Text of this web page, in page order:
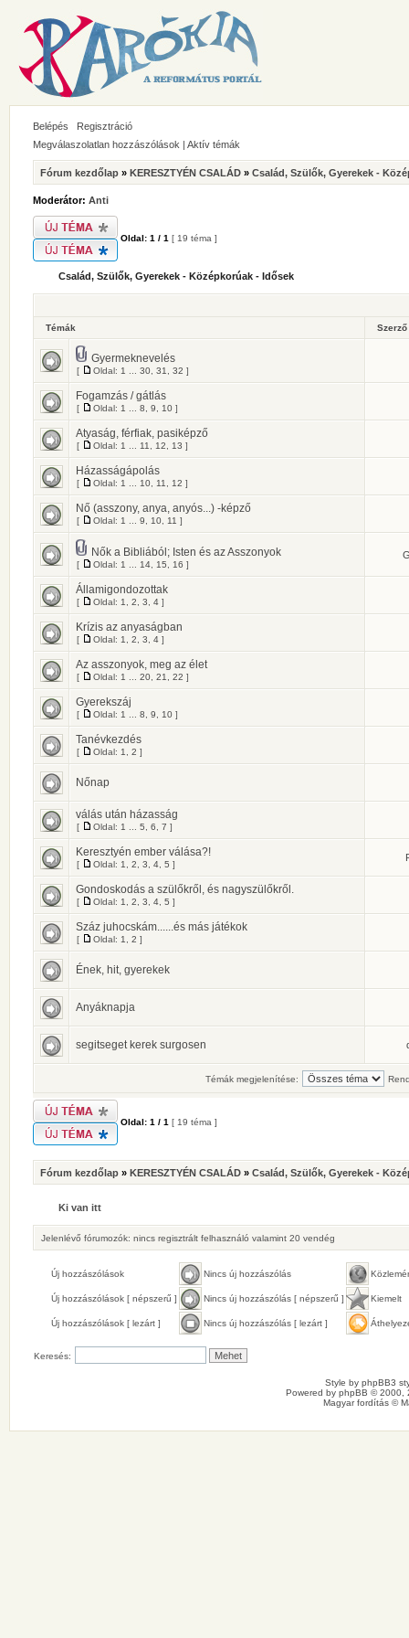
Belépés
Regisztráció
Megválaszolatlan hozzászólások | Aktív témák
Fórum kezdőlap » KERESZTYÉN CSALÁD » Család, Szülők, Gyerekek -
Moderátor: Anti
Oldal: 1 / 1 [ 19 téma ]
Család, Szülők, Gyerekek - Középkorúak - Idősek
Témák Szerző
Gyermeknevelés
[ Oldal: 1 30 31 32 ]
Fogamzás / gátlás
[ Oldal: 1 8 9 10 ]
Atyaság, férfiak, pasiképző
[ Oldal: 1 11 12 13 ]
Házasságápolás
[ Oldal: 1 10 11 12 ]
Nő (asszony, anya, anyós...) -képző
[ Oldal: 1 9 10 11 ]
Nők a Bibliából; Isten és az Asszonyok
[ Oldal: 1 14 15 16 ]
Államigondozottak
[ Oldal: 1 2 3 4 ]
Krízis az anyaságban
[ Oldal: 1 2 3 4 ]
Az asszonyok, meg az élet
[ Oldal: 1 20 21 22 ]
Gyerekszáj
[ Oldal: 1 8 9 10 ]
Tanévkezdés
[ Oldal: 1 2 ]
Nőnap
válás után házasság
[ Oldal: 1 5 6 7 ]
Keresztyén ember válása?!
[ Oldal: 1 2 3 4 5 ]
Gondoskodás a szülőkről, és nagyszülőkről.
[ Oldal: 1 2 3 4 5 ]
Száz juhocskám......és más játékok
[ Oldal: 1 2 ]
Ének, hit, gyerekek
Anyáknapja
segitseget kerek surgosen
Témák megjelenítése:
Oldal: 1 / 1 [ 19 téma ]
Fórum kezdőlap » KERESZTYÉN CSALÁD » Család, Szülők, Gyerekek -
Ki van itt
Jelenlévő fórumozók: nincs regisztrált felhasználó valamint 20 vendég
Új hozzászólások Nincs új hozzászólás
Új hozzászólások [ népszerű ] Nincs új hozzászólás [ népszerű ] Kiemelt
Új hozzászólások [ lezárt ] Nincs új hozzászólás [ lezárt ]
Keresés:
Style by phpBB3
Powered by phpBB © 2000,
Magyar fordítás ©